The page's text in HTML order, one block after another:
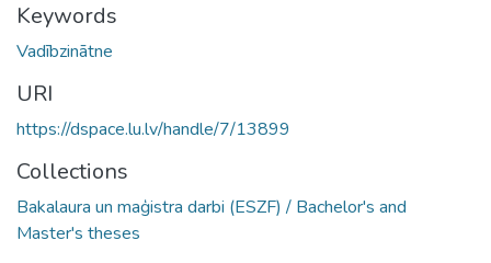
Keywords
Vadībzinātne
URI
https://dspace.lu.lv/handle/7/13899
Collections
Bakalaura un maģistra darbi (ESZF) / Bachelor's and
Master's theses